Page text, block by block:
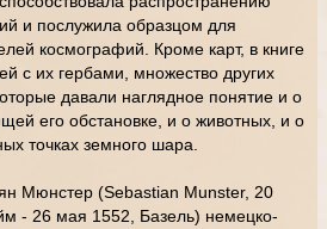
и послужила образцом для
космографий. Кроме карт, в книге
с их гербами, множество других
давали наглядное понятие и о
его обстановке, и о животных, и о
точках земного шара.
Мюнстер (Sebastian Munster, 20
- 26 мая 1552, Базель) немецко-